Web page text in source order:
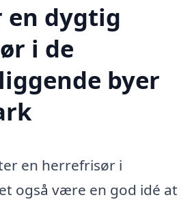
en dygtig
i de
byer
en herrefrisør i
også være en god idé at